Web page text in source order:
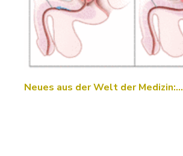
Neues aus der Welt der Medizin:…